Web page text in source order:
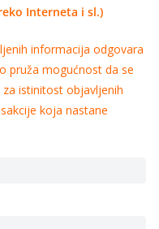
Interneta i sl.)
informacija odgovara
pruža mogućnost da se
istinitost objavljenih
koja nastane